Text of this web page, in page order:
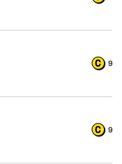
9
9